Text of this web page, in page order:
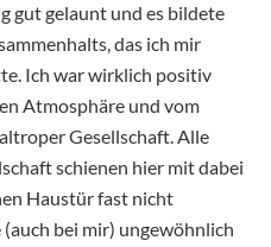
gut gelaunt und es bildete
das ich mir
Ich war wirklich positiv
Atmosphäre und vom
Gesellschaft. Alle
schienen hier mit dabei
Haustür fast nicht
(auch bei mir) ungewöhnlich